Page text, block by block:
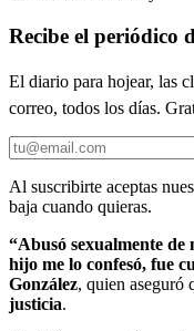
Recibe el periódico
El diario para hojear, las
correo, todos los días.
Al suscribirte aceptas
baja cuando quieras.
“Abusó sexualmente
hijo me lo confesó, fue
González, quien aseguró
justicia.